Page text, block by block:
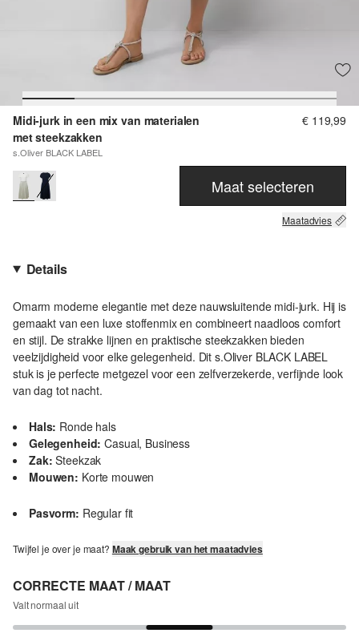
Midi-jurk in een mix van materialen
met steekzakken
s.Oliver BLACK LABEL
€ 119,99
Maat selecteren
Maatadvies
Details
Omarm moderne elegantie met deze nauwsluitende midi-jurk. Hij is
gemaakt van een luxe stoffenmix en combineert naadloos comfort
en stijl. De strakke lijnen en praktische steekzakken bieden
veelzijdigheid voor elke gelegenheid. Dit s.Oliver BLACK LABEL
stuk is je perfecte metgezel voor een zelfverzekerde, verfijnde look
van dag tot nacht.
Hals: Ronde hals
Gelegenheid: Casual, Business
Zak: Steekzak
Mouwen: Korte mouwen
Pasvorm: Regular fit
Twijfel je over je maat? Maak gebruik van het maatadvies
CORRECTE MAAT / MAAT
Valt normaal uit